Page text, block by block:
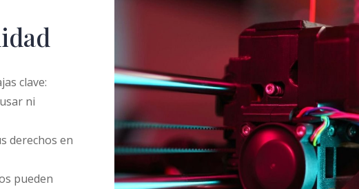
clave:
ni
derechos en
pueden